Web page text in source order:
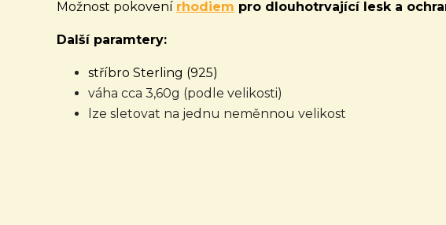
Možnost pokovení rhodiem pro dlouhotrvající lesk a
Další paramtery:
stříbro Sterling (925)
váha cca 3,60g (podle velikosti)
lze sletovat na jednu neměnnou velikost